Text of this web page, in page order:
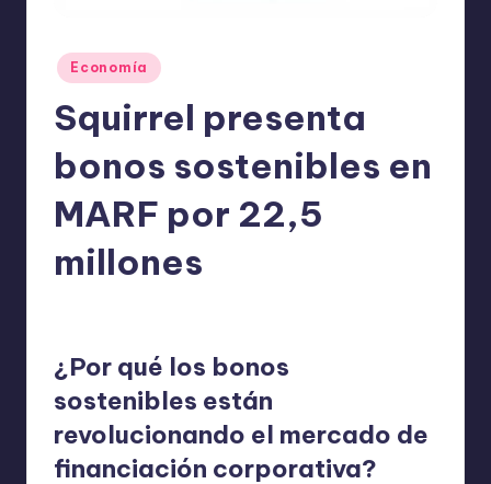
Publicado
en
Economía
Squirrel presenta
bonos sostenibles en
MARF por 22,5
millones
¿Por qué los bonos
sostenibles están
revolucionando el mercado de
financiación corporativa?